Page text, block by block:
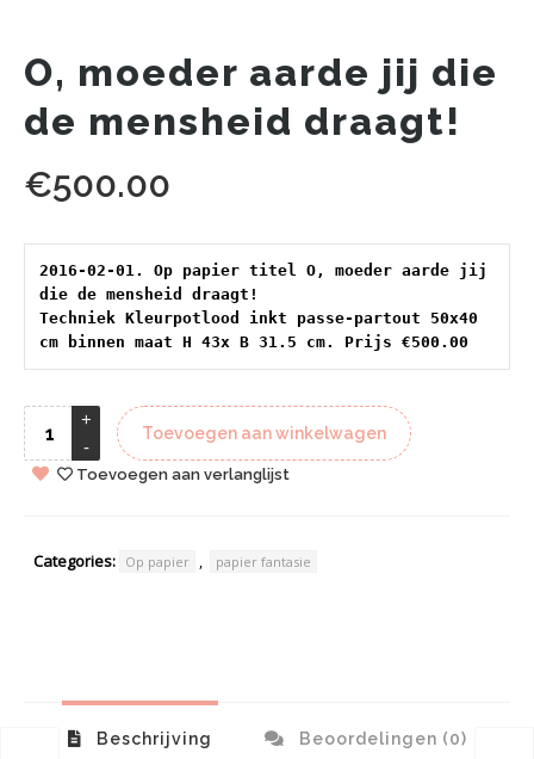
O, moeder aarde jij die
de mensheid draagt!
€500.00
2016-02-01. Op papier titel O, moeder aarde jij
die de mensheid draagt!
Techniek Kleurpotlood inkt passe-partout 50x40
cm binnen maat H 43x B 31.5 cm. Prijs €500.00
Toevoegen aan winkelwagen
Toevoegen aan verlanglijst
Categories: Op papier , papier fantasie
Beschrijving Beoordelingen (0)